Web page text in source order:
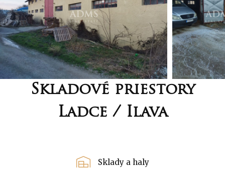
Skladové priestory
Ladce / Ilava
Sklady a haly